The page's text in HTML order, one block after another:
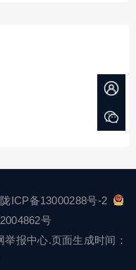
陇ICP备13000288号-2
号
举报中心.页面生成时间：